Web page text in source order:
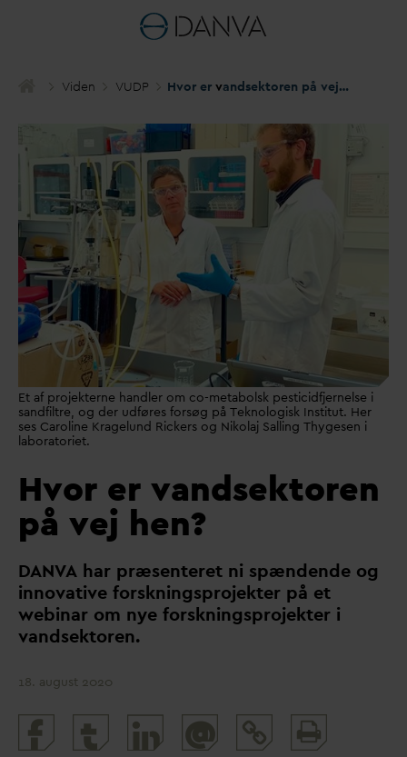
Viden VUDP Hvor er vandsektoren på vej hen?
Et af projekterne handler om co-metabolsk pesticidfjernelse i
sandfiltre, og der udføres forsøg på Teknologisk Institut. Her
ses Caroline Kragelund Rickers og Nikolaj Salling Thygesen i
laboratoriet.
Hvor er vandsektoren
på vej hen?
DANVA har præsenteret ni spændende og
innovative forskningsprojekter på et
webinar om nye forskningsprojekter i
vandsektoren.
18. august 2020
@
and